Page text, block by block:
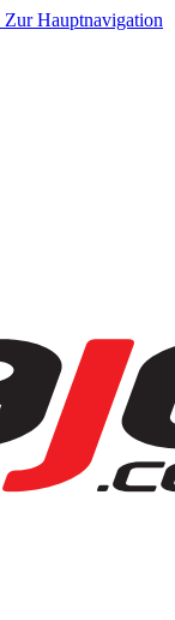
Zur Hauptnavigation